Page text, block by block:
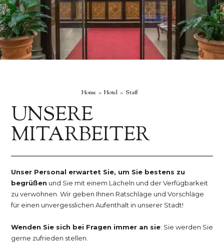
Home Hotel Staff
UNSERE
MITARBEITER
Unser Personal erwartet Sie, um Sie bestens zu
begrüßen und Sie mit einem Lächeln und der Verfügbarkeit
zu verwöhnen. Wir geben Ihnen Ratschläge und Vorschläge
für einen unvergesslichen Aufenthalt in unserer Stadt!
Wenden Sie sich bei Fragen immer an sie: Sie werden Sie
gerne zufrieden stellen.